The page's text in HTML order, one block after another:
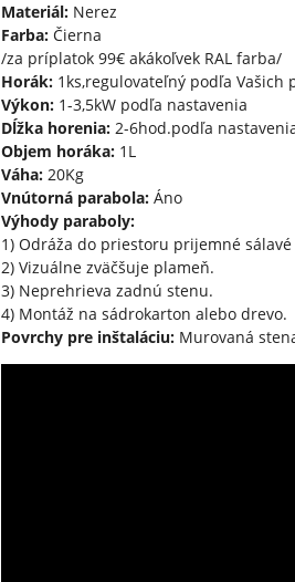
Materiál:Nerez
Farba: Čierna
/za príplatok 99€ akákoľvek RAL farba/
Horák: 1ks,regulovateľný podľa Vašich
Výkon:1-3,5kW podľa nastavenia
Dĺžka horenia: 2-6hod.podľa
Objem horáka:1L
Váha:20Kg
Vnútorná parabola: Áno
Výhody paraboly:
1) Odráža do priestoru prijemné
2) Vizuálne zväčšuje plameň.
3) Neprehrieva zadnú stenu.
4) Montáž na sádrokarton alebo drevo.
Povrchy pre inštaláciu:Murovaná